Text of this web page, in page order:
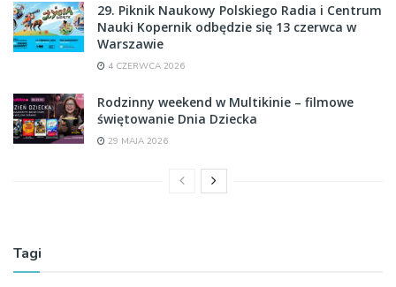
29. Piknik Naukowy Polskiego Radia i Centrum
Nauki Kopernik odbędzie się 13 czerwca w
Warszawie
4 CZERWCA 2026
Rodzinny weekend w Multikinie – filmowe
świętowanie Dnia Dziecka
29 MAJA 2026
Tagi